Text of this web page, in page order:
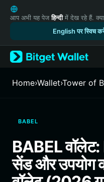
English
日本語
Русский
Español (Latinoamérica)
Türkçe
Italiano
繁體中文
Português (Portugal)
Bahasa Indonesia
ภาษาไทย
आप अभी यह पेजहिन्दीमें देख रहे हैं.
English पर स्विच
Home›Wallet›Tower of
BABEL
BABEL वॉलेट:
सेंड और उपयोग